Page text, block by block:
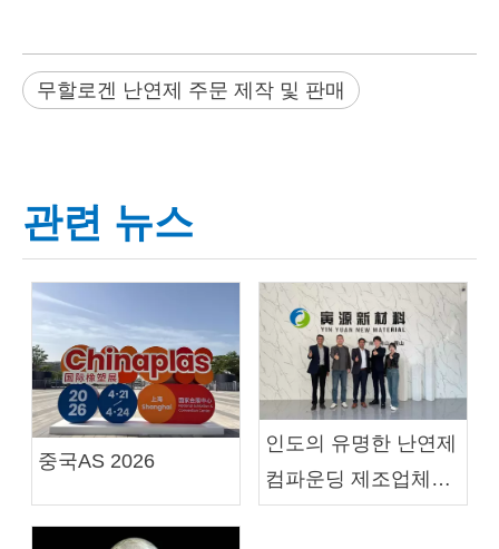
무할로겐 난연제 주문 제작 및 판매
관련 뉴스
중국AS 2026
인도의 유명한 난연제
컴파운딩 제조업체인